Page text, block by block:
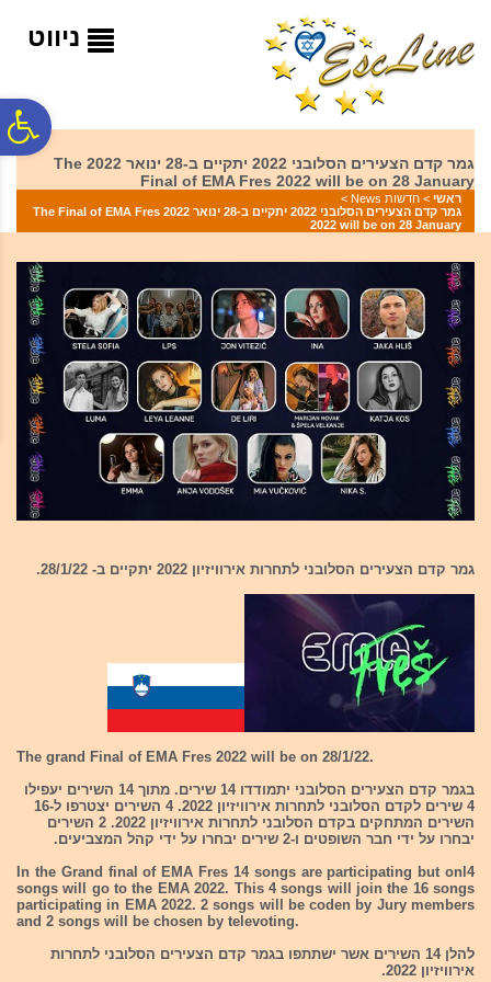
המרכזי
ניווט
גמר קדם הצעירים הסלובני 2022 יתקיים ב-28 ינואר 2022 The
Final of EMA Fres 2022 will be on 28 January
ראשי > חדשות News
>
גמר קדם הצעירים הסלובני 2022 יתקיים ב-28 ינואר 2022 The Final of EMA Fres
2022 will be on 28 January
גמר קדם הצעירים הסלובני לתחרות אירוויזיון 2022 יתקיים ב- 28/1/22.
The grand Final of EMA Fres 2022 will be on 28/1/22.
בגמר קדם הצעירים הסלובני יתמודדו 14 שירים. מתוך 14 השירים יעפילו
4 שירים לקדם הסלובני לתחרות אירוויזיון 2022. 4 השירים יצטרפו ל-16
השירים המתחקים בקדם הסלובני לתחרות אירוויזיון 2022. 2 השירים
יבחרו על ידי חבר השופטים ו-2 שירים יבחרו על ידי קהל המצביעים.
In the Grand final of EMA Fres 14 songs are participating but onl4
songs will go to the EMA 2022. This 4 songs will join the 16 songs
participating in EMA 2022. 2 songs will be coden by Jury members
and 2 songs will be chosen by televoting.
להלן 14 השירים אשר ישתתפו בגמר קדם הצעירים הסלובני לתחרות
אירוויזיון 2022.